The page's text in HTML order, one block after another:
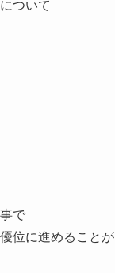
ついて
で
位に進めることが